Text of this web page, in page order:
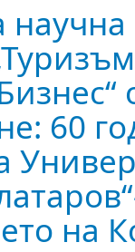
60
на